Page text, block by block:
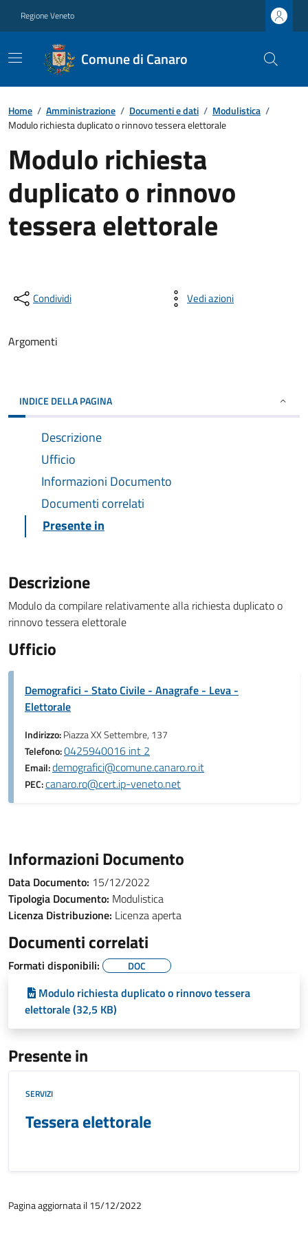
Regione Veneto
Comune di Canaro
Home / Amministrazione / Documenti e dati / Modulistica /
Modulo richiesta duplicato o rinnovo tessera elettorale
Modulo richiesta
duplicato o rinnovo
tessera elettorale
Condividi Vedi azioni
Argomenti
INDICE DELLA PAGINA
Descrizione
Ufficio
Informazioni Documento
Documenti correlati
Presente in
Descrizione
Modulo da compilare relativamente alla richiesta duplicato o
rinnovo tessera elettorale
Ufficio
Demografici - Stato Civile - Anagrafe - Leva -
Elettorale
Indirizzo:Piazza XX Settembre, 137
Telefono:0425940016 int 2
Email:demografici@comune.canaro.ro.it
PEC:canaro.ro@cert.ip-veneto.net
Informazioni Documento
Data Documento: 15/12/2022
Tipologia Documento: Modulistica
Licenza Distribuzione: Licenza aperta
Documenti correlati
Formati disponibili: DOC
Modulo richiesta duplicato o rinnovo tessera
elettorale (32,5 KB)
Presente in
SERVIZI
Tessera elettorale
Pagina aggiornata il 15/12/2022